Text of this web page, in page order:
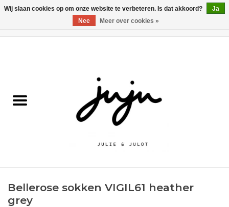
Kledij jongens
Schoenen
Bellerose sokken VIGIL61 heather
grey
Wij slaan cookies op om onze website te verbeteren. Is dat akkoord?
Ja
Nee
Meer over cookies »